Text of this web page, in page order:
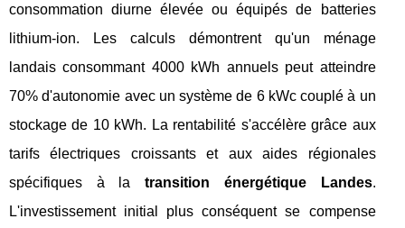
consommation diurne élevée ou équipés de batteries
lithium-ion. Les calculs démontrent qu'un ménage
landais consommant 4000 kWh annuels peut atteindre
70% d'autonomie avec un système de 6 kWc couplé à un
stockage de 10 kWh. La rentabilité s'accélère grâce aux
tarifs électriques croissants et aux aides régionales
spécifiques à latransition énergétique Landes.
L'investissement initial plus conséquent se compense